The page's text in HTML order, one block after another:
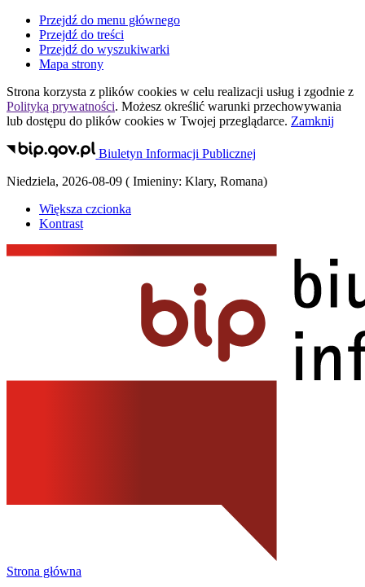
Przejdź do menu głównego
Przejdź do treści
Przejdź do wyszukiwarki
Mapa strony
Strona korzysta z plików cookies w celu realizacji usług i zgodnie z
Polityką prywatności. Możesz określić warunki przechowywania
lub dostępu do plików cookies w Twojej przeglądarce. Zamknij
Biuletyn Informacji Publicznej
Niedziela, 2026-08-09 ( Imieniny: Klary, Romana)
Większa czcionka
Kontrast
Strona główna